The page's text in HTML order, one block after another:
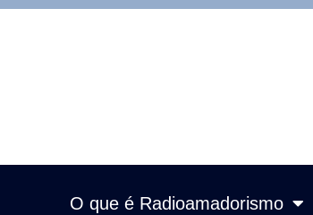
O que é Radioamadorismo